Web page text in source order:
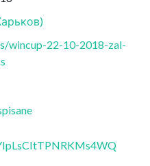
)
wincup-22-10-2018-zal-